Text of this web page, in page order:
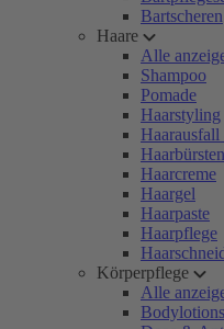
Bartscheren
Haare
Alle
Shampoo
Pomade
Haarstyling
Haarcreme
Haargel
Haarpaste
Haarpflege
Körperpflege
Alle
Bodylotions